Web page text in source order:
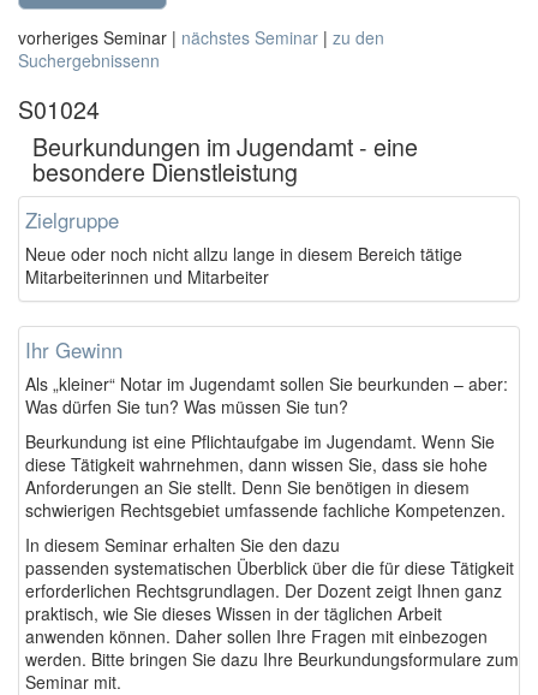
vorheriges Seminar | nächstes Seminar | zu den
Suchergebnissenn
S01024
Beurkundungen im Jugendamt - eine
besondere Dienstleistung
Zielgruppe
Neue oder noch nicht allzu lange in diesem Bereich tätige
Mitarbeiterinnen und Mitarbeiter
Ihr Gewinn
Als „kleiner“ Notar im Jugendamt sollen Sie beurkunden – aber:
Was dürfen Sie tun? Was müssen Sie tun?
Beurkundung ist eine Pflichtaufgabe im Jugendamt. Wenn Sie
diese Tätigkeit wahrnehmen, dann wissen Sie, dass sie hohe
Anforderungen an Sie stellt. Denn Sie benötigen in diesem
schwierigen Rechtsgebiet umfassende fachliche Kompetenzen.
In diesem Seminar erhalten Sie den dazu
passenden systematischen Überblick über die für diese Tätigkeit
erforderlichen Rechtsgrundlagen. Der Dozent zeigt Ihnen ganz
praktisch, wie Sie dieses Wissen in der täglichen Arbeit
anwenden können. Daher sollen Ihre Fragen mit einbezogen
werden. Bitte bringen Sie dazu Ihre Beurkundungsformulare zum
Seminar mit.